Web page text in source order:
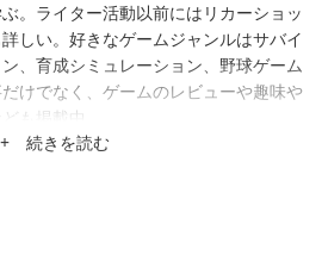
。ライター活動以前にはリカーショッ
しい。好きなゲームジャンルはサバイ
、育成シミュレーション、野球ゲーム
けでなく、ゲームのレビューや趣味や
も掲載中。
+ 続きを読む